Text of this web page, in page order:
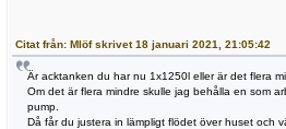
Citat från: Mlöf skrivet 18 januari 2021, 21:05:42
Är acktanken du har nu 1x1250l eller är det flera
Om det är flera mindre skulle jag behålla en som
pump.
Då får du justera in lämpligt flödet över huset och